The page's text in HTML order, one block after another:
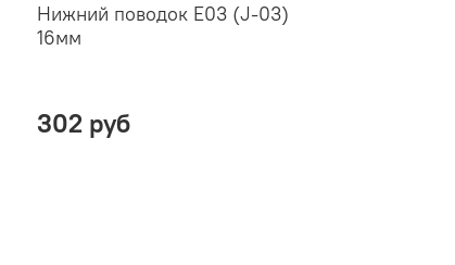
Нижний поводок E03 (J-03)
16мм
302 руб